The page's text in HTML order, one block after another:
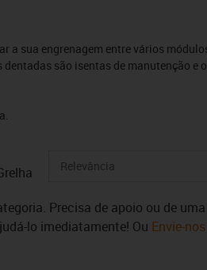
a sua engrenagem entre vários
são isentas de manutenção e
Precisa de apoio ou de uma
lo imediatamente! Ou Envie-